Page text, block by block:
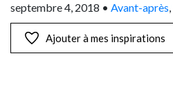
septembre 4, 2018 • Avant-après,
Ajouter à mes inspirations